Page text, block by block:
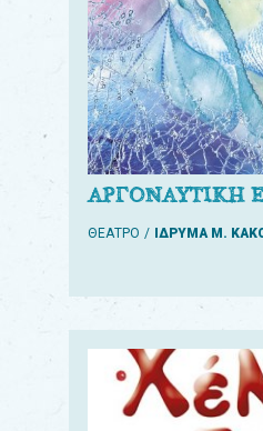
ΑΡΓΟΝΑΥΤΙΚΗ
ΘΕΑΤΡΟ ΙΔΡΥΜΑ Μ.